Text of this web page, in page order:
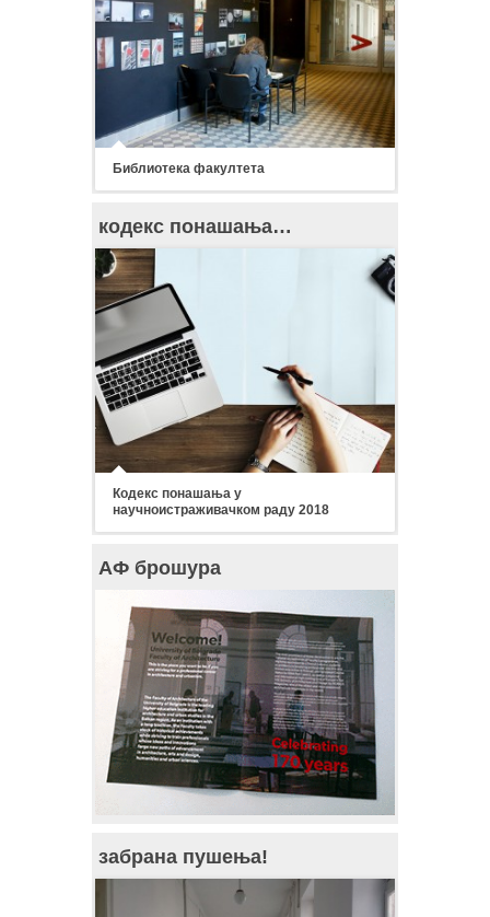
Библиотека факултета
кодекс понашања…
Кодекс понашања у
научноистраживачком раду 2018
АФ брошура
забрана пушења!